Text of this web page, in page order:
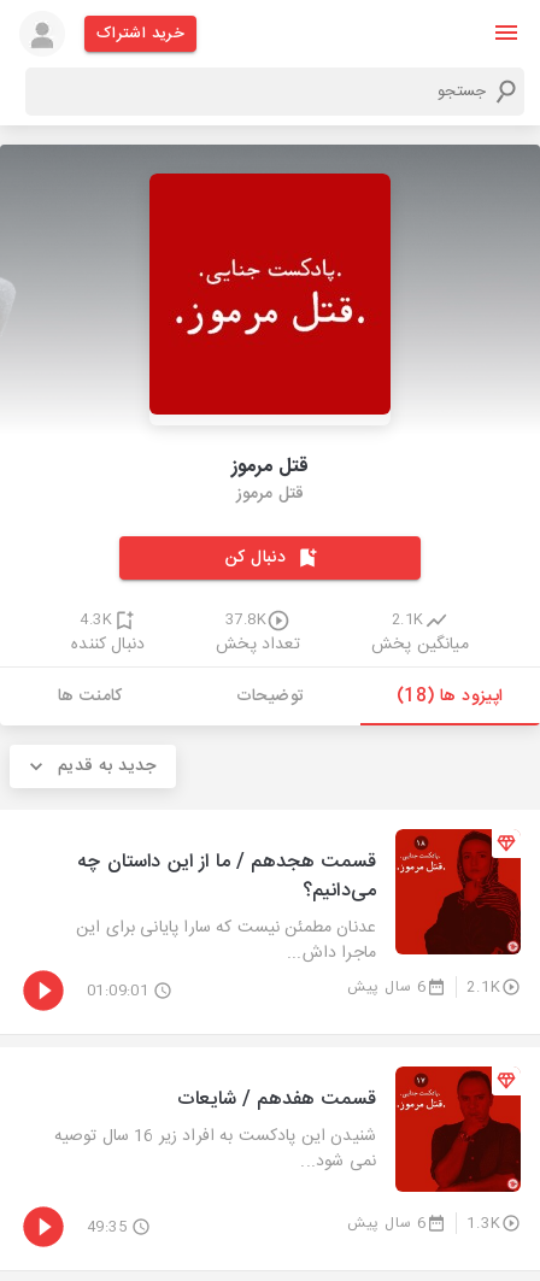
خرید اشتراک
قتل مرموز
قتل مرموز
دنبال کن
2.1K
میانگین پخش
37.8K
تعداد پخش
4.3K
دنبال کننده
اپیزود ها (18)
توضیحات کامنت ها
جدید به قدیم
قسمت هجدهم / ما از این داستان چه
می‌دانیم؟
عدنان مطمئن نیست که سارا پایانی برای این
ماجرا داش...
2.1K 6 سال پیش 01:09:01
قسمت هفدهم / شایعات
شنیدن این پادکست به افراد زیر 16 سال توصیه
نمی شود...
1.3K 6 سال پیش 49:35